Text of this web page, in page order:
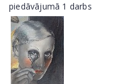
piedāvājumā 1 darbs